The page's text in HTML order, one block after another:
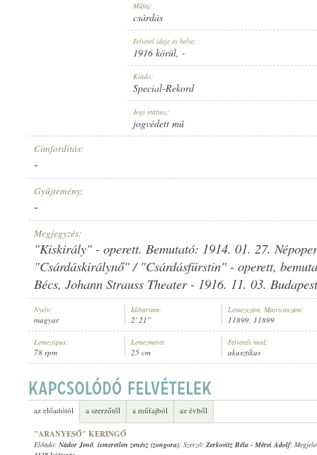
ELŐADÓ: ISMERETLEN CIGÁNYZENEKAR
Műfaj:
csárdás
Felvétel ideje és helye:
1916 körül, -
Kiadó:
Special-Rekord
Jogi státusz:
jogvédett mű
Címfordítás:
-
Gyűjtemény:
-
Megjegyzés:
"Kiskirály" - operett. Bemutató: 1914. 01. 27.
"Csárdáskirálynő" / "Csárdásfürstin" - operett,
Bécs, Johann Strauss Theater - 1916. 11. 03.
Nyelv:
magyar
Időtartam:
2' 21"
Lemezszám, Matricaszám:
11899, 11899
Lemeztípus:
78 rpm
Lemezméret:
25 cm
Felvételi mód:
akusztikus
az előadótól a szerzőtől a műfajból az évből
"ARANYESŐ" KERINGŐ
Előadó: Nádor Jenő, ismeretlen zenész (zongora); Szerző: Zerkovitz Béla - Mérei Adolf;